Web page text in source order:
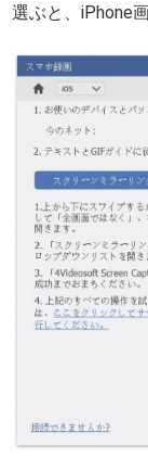
選ぶと、iPhone